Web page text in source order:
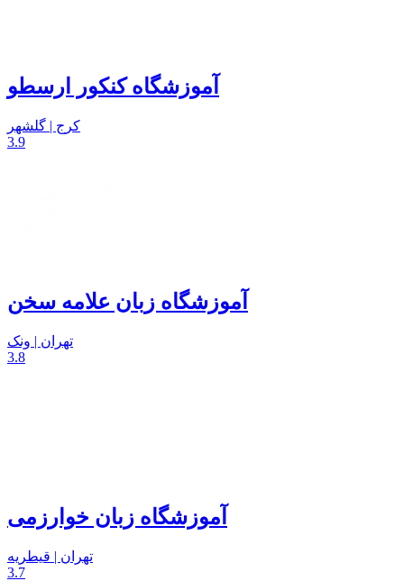
آموزشگاه کنکور ارسطو
کرج | گلشهر
3.9
آموزشگاه زبان علامه سخن
تهران | ونک
3.8
آموزشگاه زبان خوارزمی
تهران | قیطریه
3.7